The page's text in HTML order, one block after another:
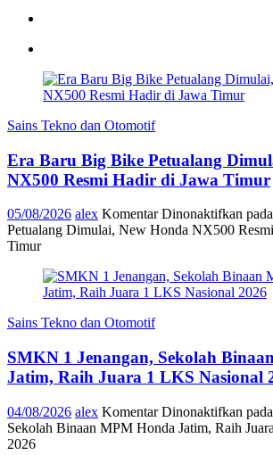
Sains Tekno dan Otomotif
Era Baru Big Bike Petualang
NX500 Resmi Hadir di Jawa Timur
05/08/2026 alex Komentar Dinonaktifkan
Petualang Dimulai, New Honda NX500
Timur
Sains Tekno dan Otomotif
SMKN 1 Jenangan, Sekolah
Jatim, Raih Juara 1 LKS Nasional
04/08/2026 alex Komentar Dinonaktifkan
Sekolah Binaan MPM Honda Jatim, Raih
2026